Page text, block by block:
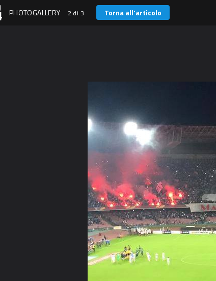
PHOTOGALLERY 2 di 3 Torna all'articolo